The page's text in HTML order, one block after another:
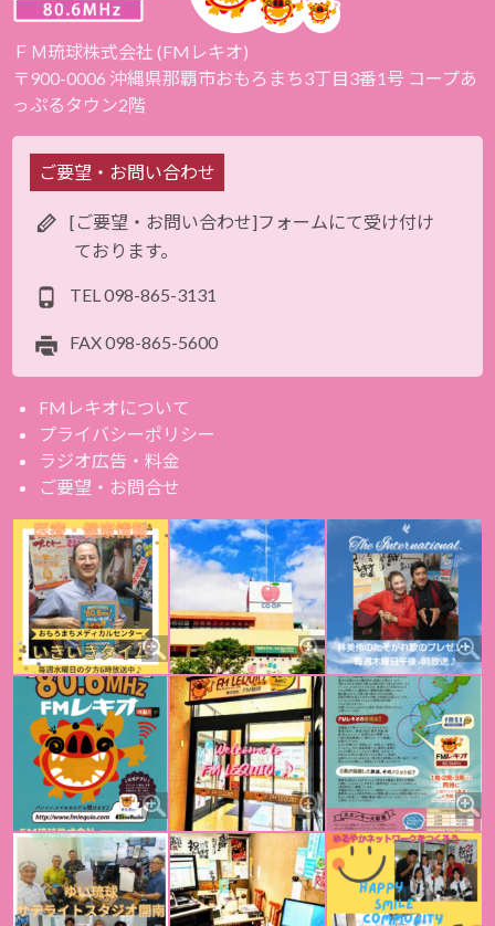
ＦＭ琉球株式会社 (FMレキオ)
〒900-0006 沖縄県那覇市おもろまち3丁目3番1号 コープあ
っぷるタウン2階
ご要望・お問い合わせ
[ご要望・お問い合わせ]フォームにて受け付け
ております。
TEL098-865-3131
FAX098-865-5600
FMレキオについて
プライバシーポリシー
ラジオ広告・料金
ご要望・お問合せ